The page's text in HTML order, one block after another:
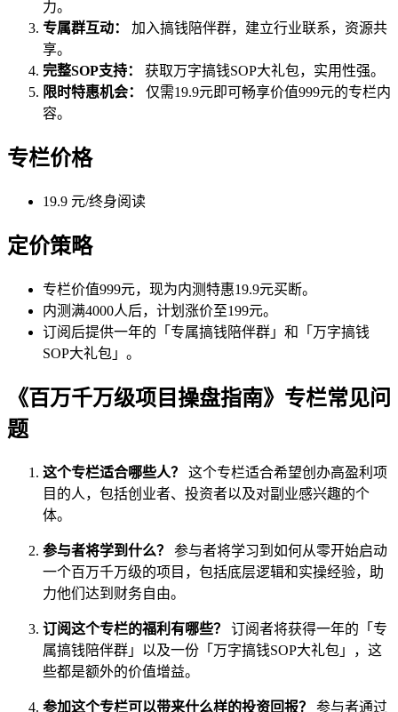
力。
专属群互动：
加入搞钱陪伴群，建立行业联系，资源共
享。
完整SOP支持：
获取万字搞钱SOP大礼包，实用性强。
限时特惠机会：
仅需19.9元即可畅享价值999元的专栏内
容。
专栏价格
19.9 元/终身阅读
定价策略
专栏价值999元，现为内测特惠19.9元买断。
内测满4000人后，计划涨价至199元。
订阅后提供一年的「专属搞钱陪伴群」和「万字搞钱
SOP大礼包」。
《百万千万级项目操盘指南》专栏常见问
题
这个专栏适合哪些人？
这个专栏适合希望创办高盈利项
目的人，包括创业者、投资者以及对副业感兴趣的个
体。
参与者将学到什么？
参与者将学习到如何从零开始启动
一个百万千万级的项目，包括底层逻辑和实操经验，助
力他们达到财务自由。
订阅这个专栏的福利有哪些？
订阅者将获得一年的「专
属搞钱陪伴群」以及一份「万字搞钱SOP大礼包」，这
些都是额外的价值增益。
参加这个专栏可以带来什么样的投资回报？ 参与者通过